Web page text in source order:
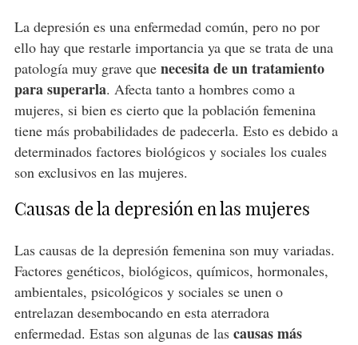
La depresión es una enfermedad común, pero no por
ello hay que restarle importancia ya que se trata de una
patología muy grave que necesita de un tratamiento
para superarla. Afecta tanto a hombres como a
mujeres, si bien es cierto que la población femenina
tiene más probabilidades de padecerla. Esto es debido a
determinados factores biológicos y sociales los cuales
son exclusivos en las mujeres.
Causas de la depresión en las mujeres
Las causas de la depresión femenina son muy variadas.
Factores genéticos, biológicos, químicos, hormonales,
ambientales, psicológicos y sociales se unen o
entrelazan desembocando en esta aterradora
enfermedad. Estas son algunas de las causas más